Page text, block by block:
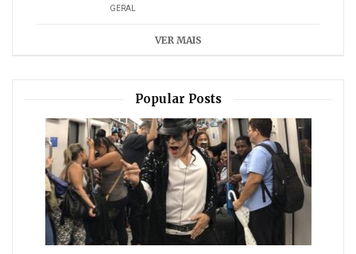
GERAL
VER MAIS
Popular Posts